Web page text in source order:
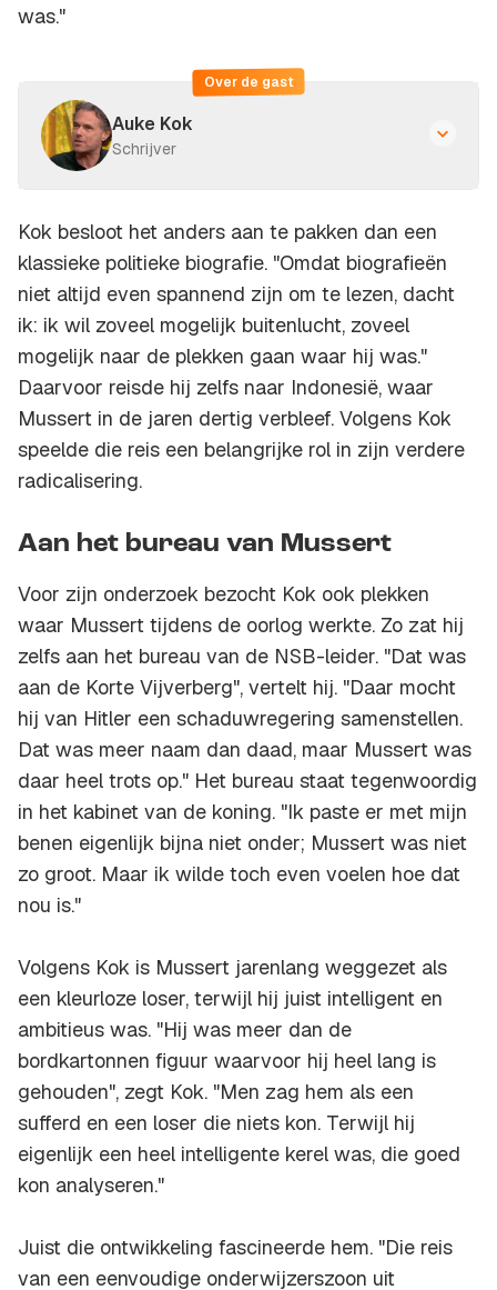
was."
Over de gast
Auke Kok
Schrijver
Kok besloot het anders aan te pakken dan een
klassieke politieke biografie. "Omdat biografieën
niet altijd even spannend zijn om te lezen, dacht
ik: ik wil zoveel mogelijk buitenlucht, zoveel
mogelijk naar de plekken gaan waar hij was."
Daarvoor reisde hij zelfs naar Indonesië, waar
Mussert in de jaren dertig verbleef. Volgens Kok
speelde die reis een belangrijke rol in zijn verdere
radicalisering.
Aan het bureau van Mussert
Voor zijn onderzoek bezocht Kok ook plekken
waar Mussert tijdens de oorlog werkte. Zo zat hij
zelfs aan het bureau van de NSB-leider. "Dat was
aan de Korte Vijverberg", vertelt hij. "Daar mocht
hij van Hitler een schaduwregering samenstellen.
Dat was meer naam dan daad, maar Mussert was
daar heel trots op." Het bureau staat tegenwoordig
in het kabinet van de koning. "Ik paste er met mijn
benen eigenlijk bijna niet onder; Mussert was niet
zo groot. Maar ik wilde toch even voelen hoe dat
nou is."
Volgens Kok is Mussert jarenlang weggezet als
een kleurloze loser, terwijl hij juist intelligent en
ambitieus was. "Hij was meer dan de
bordkartonnen figuur waarvoor hij heel lang is
gehouden", zegt Kok. "Men zag hem als een
sufferd en een loser die niets kon. Terwijl hij
eigenlijk een heel intelligente kerel was, die goed
kon analyseren."
Juist die ontwikkeling fascineerde hem. "Die reis
van een eenvoudige onderwijzerszoon uit